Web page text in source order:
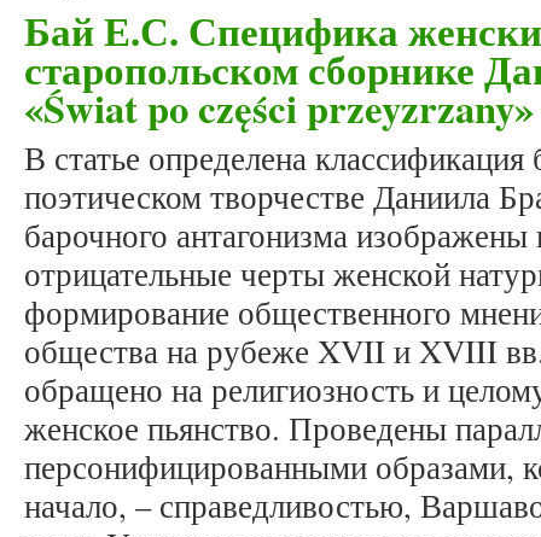
Бай Е.С. Специфика
старопольском сборнике
«Świat po części przeyzrzany»
В статье определена
поэтическом творчестве Даниила
барочного антагонизма
отрицательные черты женской
формирование общественного
общества на рубеже XVII и XVIII
обращено на религиозность и
женское пьянство. Проведены
персонифицированными образами,
начало, – справедливостью,